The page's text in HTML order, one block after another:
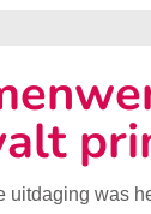
uitdaging was